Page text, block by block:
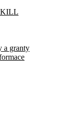
a granty